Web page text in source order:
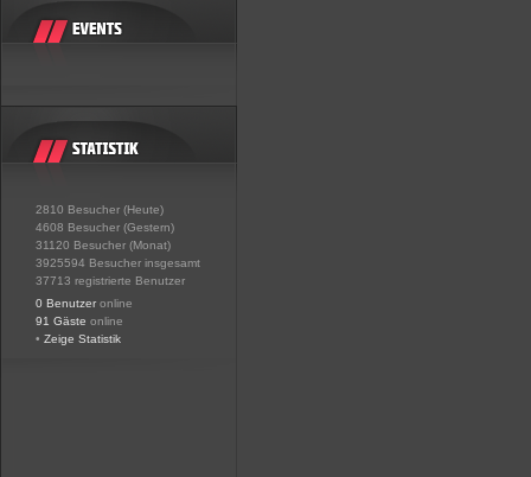
2810 Besucher (Heute)
4608 Besucher (Gestern)
31120 Besucher (Monat)
3925594 Besucher insgesamt
37713 registrierte Benutzer
0 Benutzer online
91 Gäste online
• Zeige Statistik